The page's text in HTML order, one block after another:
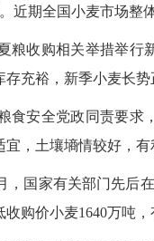
期全国小麦市场整体
收购相关举措举行
充裕，新季小麦长势
安全党政同责要求
，土壤墒情较好，
国家有关部门先后
购价小麦1640万吨